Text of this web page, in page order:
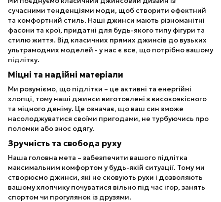
сучасними тенденціями моди, щоб створити ефектний
та комфортний стиль. Наші джинси мають різноманітні
фасони та крої, придатні для будь-якого типу фігури та
стилю життя. Від класичних прямих джинсів до вузьких
ультрамодних моделей - у нас є все, що потрібно вашому
підлітку.
Міцні та надійні матеріали
Ми розуміємо, що підлітки – це активні та енергійні
хлопці, тому наші джинси виготовлені з високоякісного
та міцного деніму. Це означає, що ваш син зможе
насолоджуватися своїми пригодами, не турбуючись про
поломки або знос одягу.
Зручність та свобода руху
Наша головна мета – забезпечити вашого підлітка
максимальним комфортом у будь-якій ситуації. Тому ми
створюємо джинси, які не сковують рухи і дозволяють
вашому хлопчику почуватися вільно під час ігор, занять
спортом чи прогулянок із друзями.